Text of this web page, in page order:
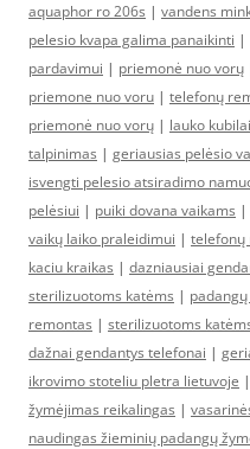
aquaphor ro 206s | vandens
pelesio kvapa galima panaikinti |
pardavimui | priemonė nuo vorų
priemone nuo voru | telefonų
priemonė nuo vorų | lauko
talpinimas | geriausias pelėsio
isvengti pelesio atsiradimo
pelėsiui | puiki dovana vaikams |
vaikų laiko praleidimui | telefonų
kaciu kraikas | dazniausiai
sterilizuotoms katėms |
remontas | sterilizuotoms
dažnai gendantys telefonai |
ikrovimo stoteliu pletra lietuvoje |
žymėjimas reikalingas |
naudingas žieminių padangų